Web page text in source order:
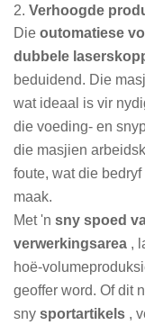
2. Verhoogde
Die outomatiese
dubbele
beduidend. Die
wat ideaal is vir
die voeding- en
die masjien
foute, wat die
maak.
Met 'n sny spoed
verwerkingsarea ,
hoë-
geoffer word. Of dit
sny sportartikels ,